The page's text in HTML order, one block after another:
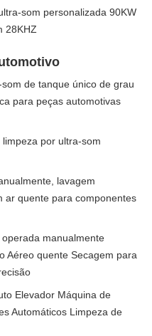
som personalizada 90KW
28KHZ
de tanque único de grau
para peças automotivas
por ultra-som
lavagem
ar quente para componentes
manualmente
Aéreo quente Secagem para
Elevador Máquina de
Automáticos Limpeza de